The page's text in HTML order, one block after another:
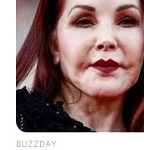
BUZZDAY